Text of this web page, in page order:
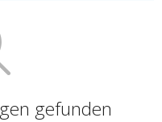
gefunden